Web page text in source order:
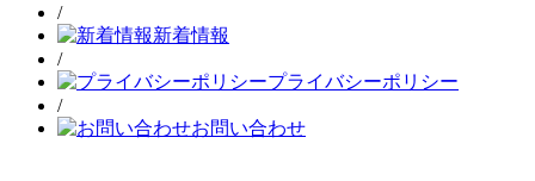
/
新着情報
/
プライバシーポリシー
/
お問い合わせ